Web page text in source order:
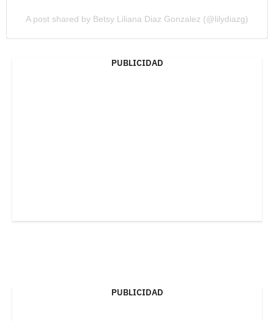
A post shared by Betsy Liliana Diaz Gonzalez (@lilydiazg)
PUBLICIDAD
PUBLICIDAD